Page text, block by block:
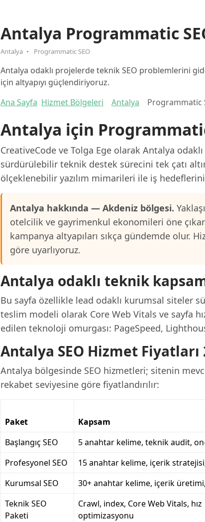
Antalya Programmatic
Antalya Programmatic SEO
Antalya odaklı projelerde teknik SEO problemlerini
için altyapıyı güçlendiriyoruz.
Ana Sayfa Hizmet Bölgeleri Antalya Programmatic
Antalya için
CreativeCode ve Tolga Ege olarak Antalya
sürdürülebilir teknik destek sürecini tek çatı
ölçeklenebilir yazılım mimarileri ile iş
Antalya hakkında — Akdeniz bölgesi.
otelcilik ve gayrimenkul ekonomileri öne
kampanya altyapıları sıkça gündemde olur.
göre uyarlıyoruz.
Antalya odaklı teknik
Bu sayfa özellikle lead odaklı kurumsal siteler
teslim modeli olarak Core Web Vitals ve sayfa
edilen teknoloji omurgası: PageSpeed,
Antalya SEO Hizmet Fiyatları
Antalya bölgesinde SEO hizmetleri; sitenin
rekabet seviyesine göre fiyatlandırılır:
Paket Kapsam
Başlangıç SEO
5 anahtar kelime, teknik audit,
Profesyonel SEO
15 anahtar kelime, içerik
Kurumsal SEO
30+ anahtar kelime, içerik
Teknik SEO
Paketi
Crawl, index, Core Web Vitals, hız
optimizasyonu